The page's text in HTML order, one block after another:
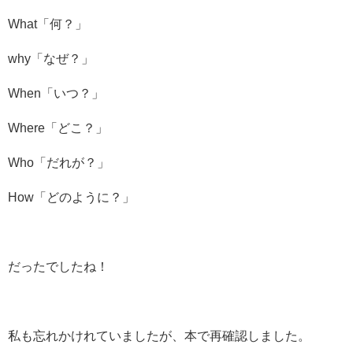
What「何？」
why「なぜ？」
When「いつ？」
Where「どこ？」
Who「だれが？」
How「どのように？」
だったでしたね！
私も忘れかけれていましたが、本で再確認しました。